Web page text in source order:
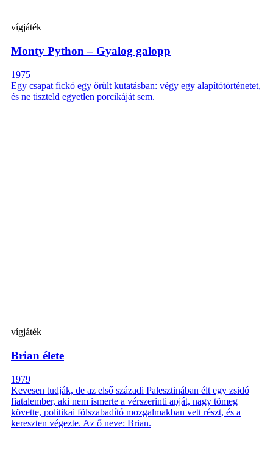
vígjáték
Monty Python – Gyalog galopp
1975
Egy csapat fickó egy őrült kutatásban: végy egy alapítótörténetet,
és ne tiszteld egyetlen porcikáját sem.
vígjáték
Brian élete
1979
Kevesen tudják, de az első századi Palesztinában élt egy zsidó
fiatalember, aki nem ismerte a vérszerinti apját, nagy tömeg
követte, politikai fölszabadító mozgalmakban vett részt, és a
kereszten végezte. Az ő neve: Brian.